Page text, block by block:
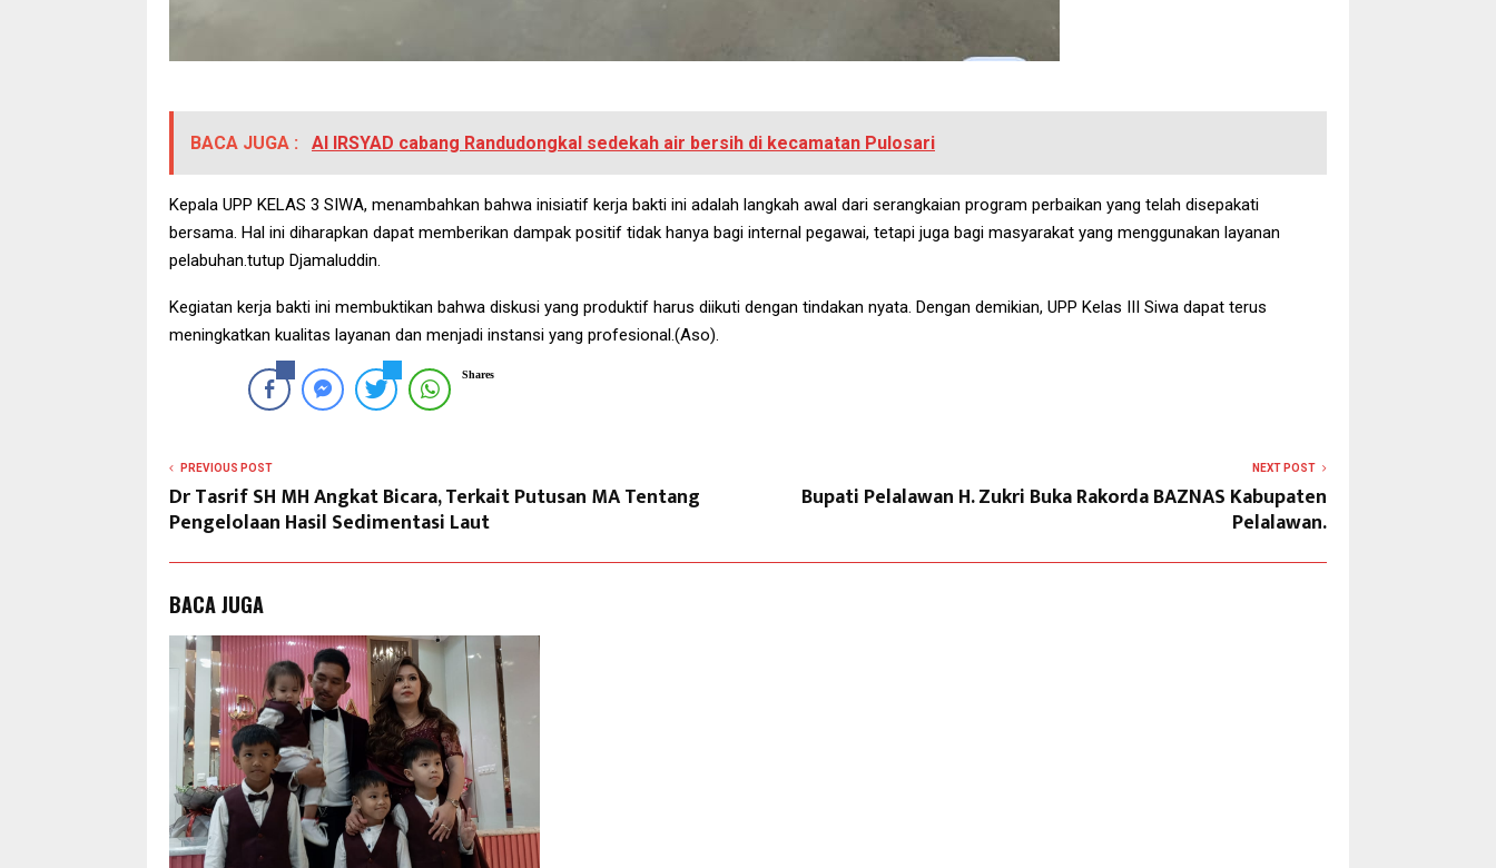
BACA JUGA : Al IRSYAD cabang Randudongkal sedekah air bersih di kecamatan Pulosari
Kepala UPP KELAS 3 SIWA, menambahkan bahwa inisiatif kerja bakti ini adalah langkah awal dari serangkaian program perbaikan yang telah disepakati
bersama. Hal ini diharapkan dapat memberikan dampak positif tidak hanya bagi internal pegawai, tetapi juga bagi masyarakat yang menggunakan layanan
pelabuhan.tutup Djamaluddin.
Kegiatan kerja bakti ini membuktikan bahwa diskusi yang produktif harus diikuti dengan tindakan nyata. Dengan demikian, UPP Kelas III Siwa dapat terus
meningkatkan kualitas layanan dan menjadi instansi yang profesional.(Aso).
Shares
PREVIOUS POST
Dr Tasrif SH MH Angkat Bicara, Terkait Putusan MA Tentang
Pengelolaan Hasil Sedimentasi Laut
NEXT POST
Bupati Pelalawan H. Zukri Buka Rakorda BAZNAS Kabupaten
Pelalawan.
BACA JUGA